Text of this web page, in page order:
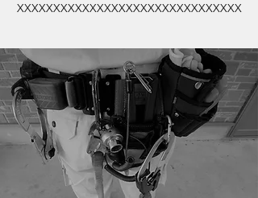
XXXXXXXXXXXXXXXXXXXXXXXXXXXXXXX